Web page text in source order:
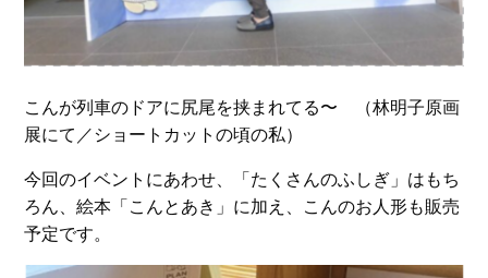
こんが列車のドアに尻尾を挟まれてる〜 （林明子原画
展にて／ショートカットの頃の私）
今回のイベントにあわせ、「たくさんのふしぎ」はもち
ろん、絵本「こんとあき」に加え、こんのお人形も販売
予定です。